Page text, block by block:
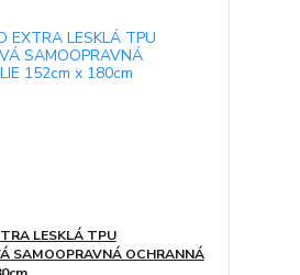
LESKLÁ TPU
SAMOOPRAVNÁ OCHRANNÁ